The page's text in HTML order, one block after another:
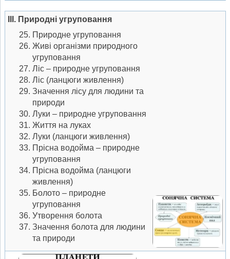
ІІІ. Природні угруповання
Природне угруповання
Живі організми природного
угруповання
Ліс – природне угруповання
Ліс (ланцюги живлення)
Значення лісу для людини та
природи
Луки – природне угруповання
Життя на луках
Луки (ланцюги живлення)
Прісна водойма – природне
угруповання
Прісна водойма (ланцюги
живлення)
Болото – природне
угруповання
Утворення болота
Значення болота для людини
та природи